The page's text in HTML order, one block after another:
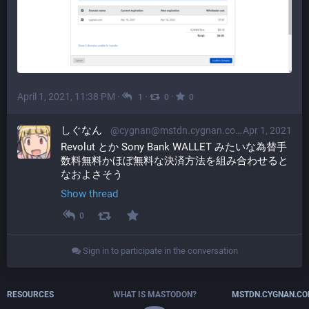
April 1, 2021, 11:38 PM · 1 · 0 · 0
Apr 1, 2021
しぐなん @cygnan@mstdn.cygnan.com
Revolut とか Sony Bank WALLET みたいな為替手
数料無料かほぼ無料な決済方法を組み合わせると
なおよさそう
Show thread
0
Sign in to participate in the conversation
RESOURCES
WHAT IS MASTODON?